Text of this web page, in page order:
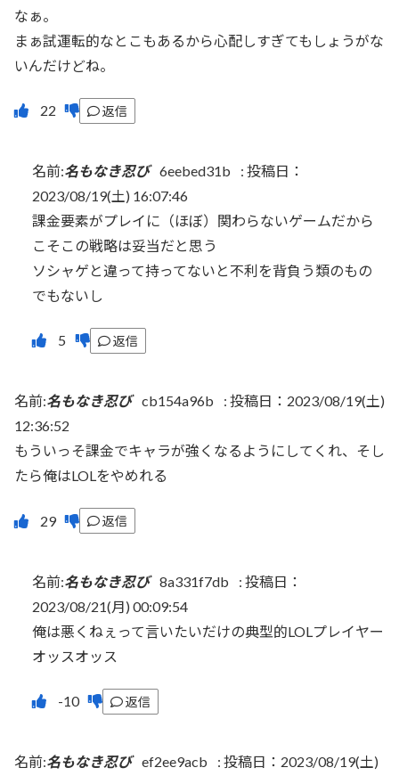
なぁ。
まぁ試運転的なとこもあるから心配しすぎてもしょうがな
いんだけどね。
返信
名前:名もなき忍び 6eebed31b : 投稿日：
2023/08/19(土) 16:07:46
課金要素がプレイに（ほぼ）関わらないゲームだから
こそこの戦略は妥当だと思う
ソシャゲと違って持ってないと不利を背負う類のもの
でもないし
返信
名前:名もなき忍び cb154a96b : 投稿日：2023/08/19(土)
12:36:52
もういっそ課金でキャラが強くなるようにしてくれ、そし
たら俺はLOLをやめれる
返信
名前:名もなき忍び 8a331f7db : 投稿日：
2023/08/21(月) 00:09:54
俺は悪くねぇって言いたいだけの典型的LOLプレイヤー
オッスオッス
返信
名前:名もなき忍び ef2ee9acb : 投稿日：2023/08/19(土)